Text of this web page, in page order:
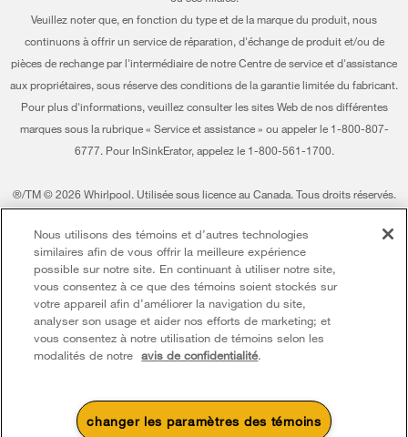
Services d'abonnement
Résidents du Québec
Entreprise Whirlpool
Whirlpool au Canada
Veuillez noter que, en fonction du type et de la marque du produit, nous
continuons à offrir un service de réparation, d'échange de produit et/ou de
pièces de rechange par l'intermédiaire de notre Centre de service et d'assistance
aux propriétaires, sous réserve des conditions de la garantie limitée du fabricant.
Pour plus d'informations, veuillez consulter les sites Web de nos différentes
marques sous la rubrique « Service et assistance » ou appeler le 1-800-807-
6777. Pour InSinkErator, appelez le 1-800-561-1700.
®/TM © 2026 Whirlpool. Utilisée sous licence au Canada. Tous droits réservés.
respect.
Ce marchand en ligne est situé au 200-6750, avenue Century, Mississauga
(Ontario) L5N 0B7
Modalités Avis de confidentialité Plan du site
Communiquez avec nous
Nous utilisons des témoins et d’autres technologies
similaires afin de vous offrir la meilleure expérience
possible sur notre site. En continuant à utiliser notre site,
vous consentez à ce que des témoins soient stockés sur
votre appareil afin d’améliorer la navigation du site,
analyser son usage et aider nos efforts de marketing; et
vous consentez à notre utilisation de témoins selon les
modalités de notre avis de confidentialité.
changer les paramètres des témoins